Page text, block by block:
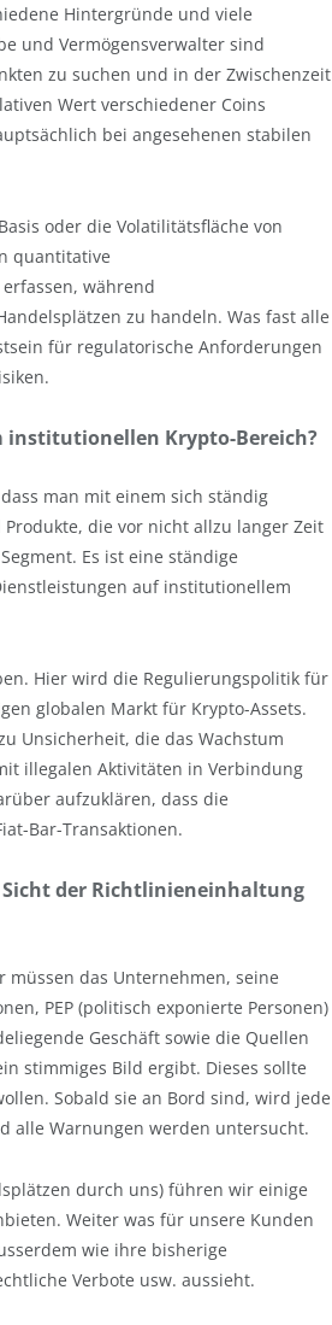
Hintergründe und viele
und Vermögensverwalter sind
zu suchen und in der Zwischenzeit
Wert verschiedener Coins
bei angesehenen stabilen
oder die Volatilitätsfläche von
quantitative
während
zu handeln. Was fast alle
für regulatorische Anforderungen
institutionellen Krypto-Bereich?
man mit einem sich ständig
die vor nicht allzu langer Zeit
Es ist eine ständige
auf institutionellem
Hier wird die Regulierungspolitik für
globalen Markt für Krypto-Assets.
Unsicherheit, die das Wachstum
illegalen Aktivitäten in Verbindung
aufzuklären, dass die
Bar-Transaktionen.
der Richtlinieneinhaltung
müssen das Unternehmen, seine
PEP (politisch exponierte Personen)
Geschäft sowie die Quellen
stimmiges Bild ergibt. Dieses sollte
Sobald sie an Bord sind, wird jede
alle Warnungen werden untersucht.
durch uns) führen wir einige
Weiter was für unsere Kunden
wie ihre bisherige
Verbote usw. aussieht.